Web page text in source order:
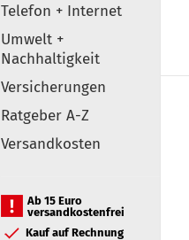
Telefon + Internet
Umwelt +
Nachhaltigkeit
Versicherungen
Ratgeber A-Z
Versandkosten
Ab 15 Euro
versandkostenfrei
Kauf auf Rechnung